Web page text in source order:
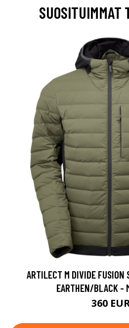
SUOSITUIMMAT
ARTILECT M DIVIDE FUSION
EARTHEN/BLACK -
360